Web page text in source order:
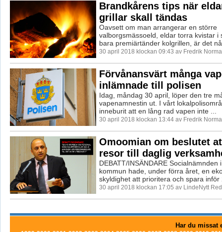
Brandkårens tips när
grillar skall tändas
Oavsett om man arrangerar en större
valborgsmässoeld, eldar torra kvistar i
bara premiärtänder kolgrillen, är det
30 april 2018 klockan 09:43 av Fredrik
Förvånansvärt många
inlämnade till polisen
Idag, måndag 30 april, löper den tre
vapenamnestin ut. I vårt
inneburit att en lång rad vapen inte ...
30 april 2018 klockan 13:44 av Fredrik
Omoomian om beslutet
resor till daglig
DEBATT/INSÄNDARE Socialnämnden
kommun hade, under förra året, en
skyldighet att prioritera och spara inför
30 april 2018 klockan 17:05 av LindeNytt
Har du missat